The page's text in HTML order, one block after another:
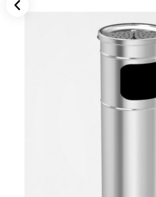
Çöp Torbaları
Endüstriyel Zemin Yıkama Makineleri